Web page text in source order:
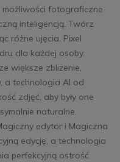
fotograficzne
inteligencją. Twórz
różne ujęcia. Pixel
dla każdej osoby.
większe zbliżenie,
a technologia AI od
zdjęć, aby były one
naturalne.
edytor i Magiczna
edycję, a technologia
perfekcyjną ostrość.